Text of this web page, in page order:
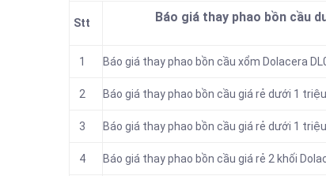
Stt Báo giá thay phao bồn cầu
1 Báo giá thay phao bồn cầu xổm Dolacera
2 Báo giá thay phao bồn cầu giá rẻ dưới 1
3 Báo giá thay phao bồn cầu giá rẻ dưới 1
4 Báo giá thay phao bồn cầu giá rẻ 2 khối